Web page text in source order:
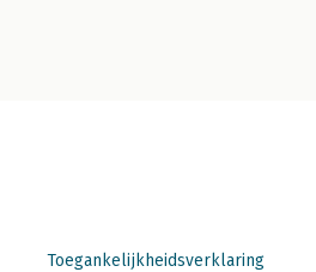
Toegankelijkheidsverklaring